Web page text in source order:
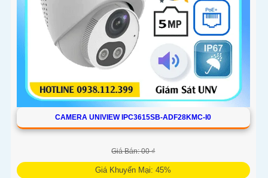
CAMERA UNIVIEW IPC3615SB-ADF28KMC-I0
Giá Bán: 00 ₫
Giá Khuyến Mại: 45%